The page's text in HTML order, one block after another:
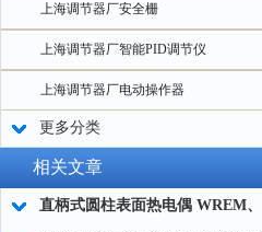
上海调节器厂安全栅
上海调节器厂智能PID调节仪
上海调节器厂电动操作器
更多分类
相关文章